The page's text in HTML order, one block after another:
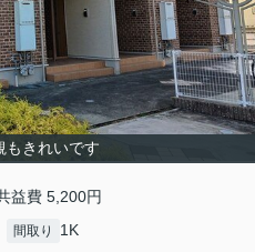
もきれいです
益費 5,200円
間取り 1K